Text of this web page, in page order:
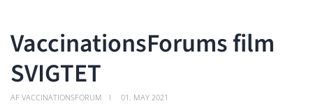
VaccinationsForums film
SVIGTET
AF VACCINATIONSFORUM 01. MAY 2021